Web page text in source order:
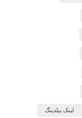
لینک بیلدینگ